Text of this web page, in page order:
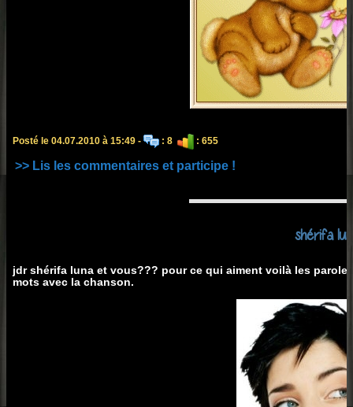
Posté le 04.07.2010 à 15:49 - : 8 : 655
>> Lis les commentaires et participe !
shérifa
jdr shérifa luna et vous??? pour ce qui aiment voilà les
mots avec la chanson.